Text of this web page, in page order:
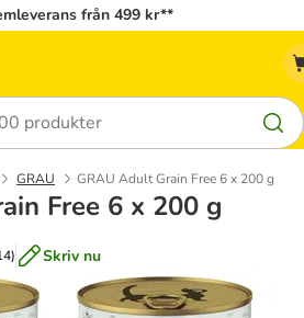
från 499 kr**
GRAU GRAU Adult Grain Free 6 x 200 g
Free 6 x 200 g
) Skriv nu